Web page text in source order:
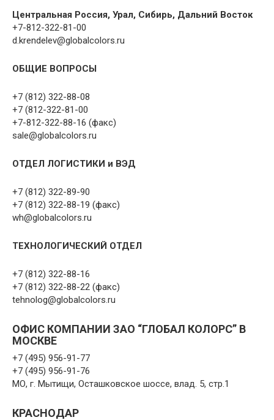
Центральная Россия, Урал, Сибирь, Дальний Восток
+7-812-322-81-00
d.krendelev@globalcolors.ru
ОБЩИЕ ВОПРОСЫ
+7 (812) 322-88-08
+7 (812-322-81-00
+7-812-322-88-16 (факс)
sale@globalcolors.ru
ОТДЕЛ ЛОГИСТИКИ и ВЭД
+7 (812) 322-89-90
+7 (812) 322-88-19 (факс)
wh@globalcolors.ru
ТЕХНОЛОГИЧЕСКИЙ ОТДЕЛ
+7 (812) 322-88-16
+7 (812) 322-88-22 (факс)
tehnolog@globalcolors.ru
ОФИС КОМПАНИИ ЗАО “ГЛОБАЛ КОЛОРС” В
МОСКВЕ
+7 (495) 956-91-77
+7 (495) 956-91-76
МО, г. Мытищи, Осташковское шоссе, влад. 5, стр.1
КРАСНОДАР